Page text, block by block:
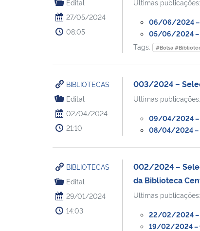
Edital
27/05/2024
08:05
Ultimas
06/06/2024 –
05/06/2024 –
Tags:
#Bolsa
BIBLIOTECAS
Edital
02/04/2024
21:10
003/2024 –
Ultimas
09/04/2024 –
08/04/2024 –
BIBLIOTECAS
Edital
29/01/2024
14:03
002/2024 –
da Biblioteca
Ultimas
22/02/2024 –
19/02/2024 –